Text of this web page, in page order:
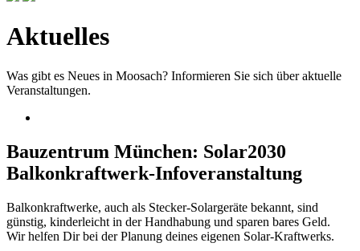
Aktuelles
Was gibt es Neues in Moosach? Informieren Sie sich über aktuelle
Veranstaltungen.
Bauzentrum München: Solar2030
Balkonkraftwerk-Infoveranstaltung
Balkonkraftwerke, auch als Stecker-Solargeräte bekannt, sind
günstig, kinderleicht in der Handhabung und sparen bares Geld.
Wir helfen Dir bei der Planung deines eigenen Solar-Kraftwerks.